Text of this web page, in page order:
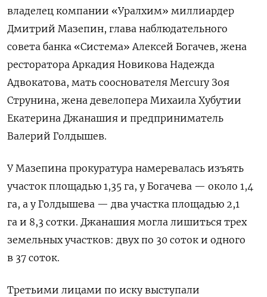
владелец компании «Уралхим» миллиардер
Дмитрий Мазепин, глава наблюдательного
совета банка «Система» Алексей Богачев, жена
ресторатора Аркадия Новикова Надежда
Адвокатова, мать сооснователя Mercury Зоя
Струнина, жена девелопера Михаила Хубутии
Екатерина Джанашия и предприниматель
Валерий Голдышев.
У Мазепина прокуратура намеревалась изъять
участок площадью 1,35 га, у Богачева — около 1,4
га, а у Голдышева — два участка площадью 2,1
га и 8,3 сотки. Джанашия могла лишиться трех
земельных участков: двух по 30 соток и одного
в 37 соток.
Третьими лицами по иску выступали